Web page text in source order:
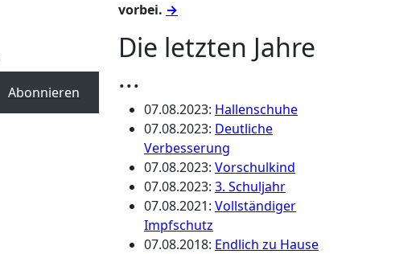
Abonnieren
vorbei. →
Die letzten Jahre
...
07.08.2023: Hallenschuhe
07.08.2023: Deutliche
Verbesserung
07.08.2023: Vorschulkind
07.08.2023: 3. Schuljahr
07.08.2021: Vollständiger
Impfschutz
07.08.2018: Endlich zu Hause